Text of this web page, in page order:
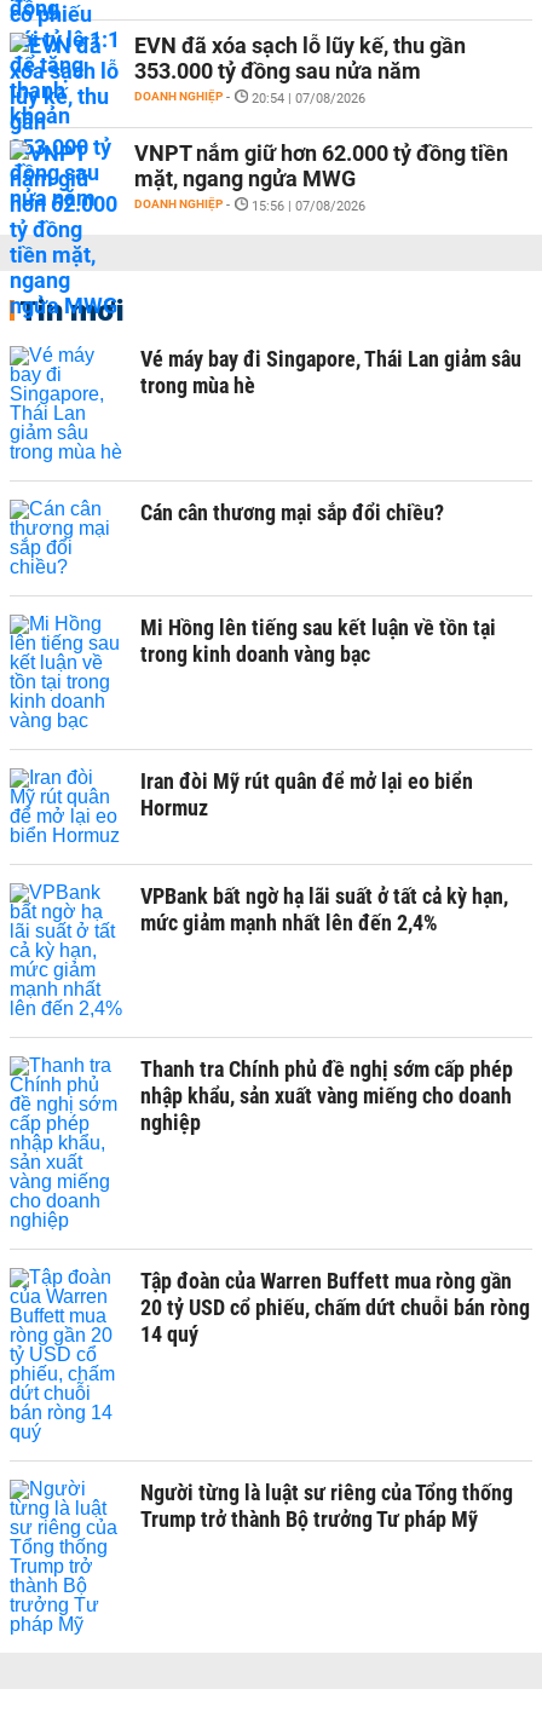
EVN đã xóa sạch lỗ lũy kế, thu gần
353.000 tỷ đồng sau nửa năm
DOANH NGHIỆP - 20:54 | 07/08/2026
VNPT nắm giữ hơn 62.000 tỷ đồng tiền
mặt, ngang ngửa MWG
DOANH NGHIỆP - 15:56 | 07/08/2026
Tin mới
Vé máy bay đi Singapore, Thái Lan giảm sâu
trong mùa hè
Cán cân thương mại sắp đổi chiều?
Mi Hồng lên tiếng sau kết luận về tồn tại
trong kinh doanh vàng bạc
Iran đòi Mỹ rút quân để mở lại eo biển
Hormuz
VPBank bất ngờ hạ lãi suất ở tất cả kỳ hạn,
mức giảm mạnh nhất lên đến 2,4%
Thanh tra Chính phủ đề nghị sớm cấp phép
nhập khẩu, sản xuất vàng miếng cho doanh
nghiệp
Tập đoàn của Warren Buffett mua ròng gần
20 tỷ USD cổ phiếu, chấm dứt chuỗi bán ròng
14 quý
Người từng là luật sư riêng của Tổng thống
Trump trở thành Bộ trưởng Tư pháp Mỹ